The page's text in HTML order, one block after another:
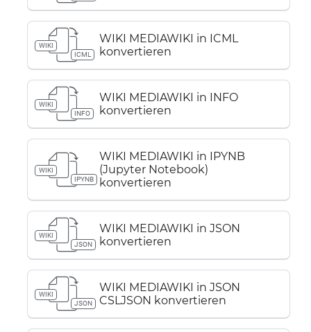
WIKI
ICML
WIKI MEDIAWIKI in ICML
konvertieren
WIKI
INFO
WIKI MEDIAWIKI in INFO
konvertieren
WIKI
IPYNB
WIKI MEDIAWIKI in IPYNB
(Jupyter Notebook)
konvertieren
WIKI
JSON
WIKI MEDIAWIKI in JSON
konvertieren
WIKI
JSON
WIKI MEDIAWIKI in JSON
CSLJSON konvertieren